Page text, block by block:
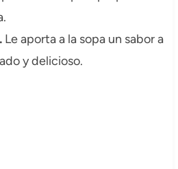
Le aporta a la sopa un sabor a
y delicioso.